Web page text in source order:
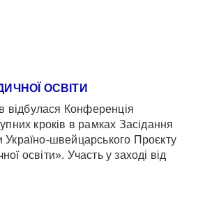
ОСВІТИ
відбулася Конференція
кроків в рамках Засідання
Україно-швейцарського Проєкту
освіти». Участь у заході від